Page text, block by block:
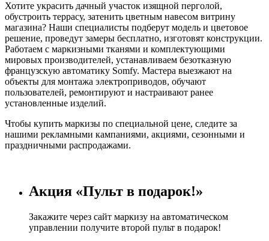
Хотите украсить дачный участок изящной перголой,
обустроить террасу, затенить цветным навесом витрину
магазина? Наши специалисты подберут модель и цветовое
решение, проведут замеры бесплатно, изготовят конструкции.
Работаем с маркизными тканями и комплектующими
мировых производителей, устанавливаем безотказную
французскую автоматику Somfy. Мастера выезжают на
объекты для монтажа электроприводов, обучают
пользователей, ремонтируют и настраивают ранее
установленные изделий.
Чтобы купить маркизы по специальной цене, следите за
нашими рекламными кампаниями, акциями, сезонными и
праздничными распродажами.
Акция «Пульт в подарок!»
Закажите через сайт маркизу на автоматическом
управлении получите второй пульт в подарок!